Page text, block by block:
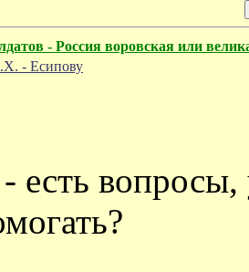
- Россия воровская или
- Есипову
есть